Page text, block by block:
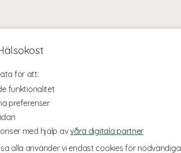
för att:
funktionalitet
preferenser
med hjälp avvåra digitala partner
alla använder vi endast cookies för nödvändiga